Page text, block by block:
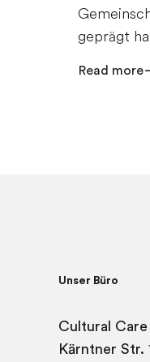
geprägt
Read more
Unser Büro
Cultural Care
Kärntner Str.